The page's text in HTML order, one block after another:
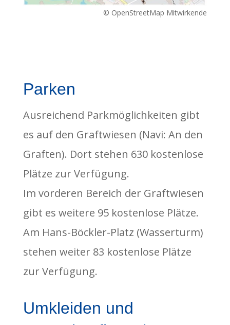
© OpenStreetMap Mitwirkende
Parken
Ausreichend Parkmöglichkeiten gibt
es auf den Graftwiesen (Navi: An den
Graften). Dort stehen 630 kostenlose
Plätze zur Verfügung.
Im vorderen Bereich der Graftwiesen
gibt es weitere 95 kostenlose Plätze.
Am Hans-Böckler-Platz (Wasserturm)
stehen weiter 83 kostenlose Plätze
zur Verfügung.
Umkleiden und